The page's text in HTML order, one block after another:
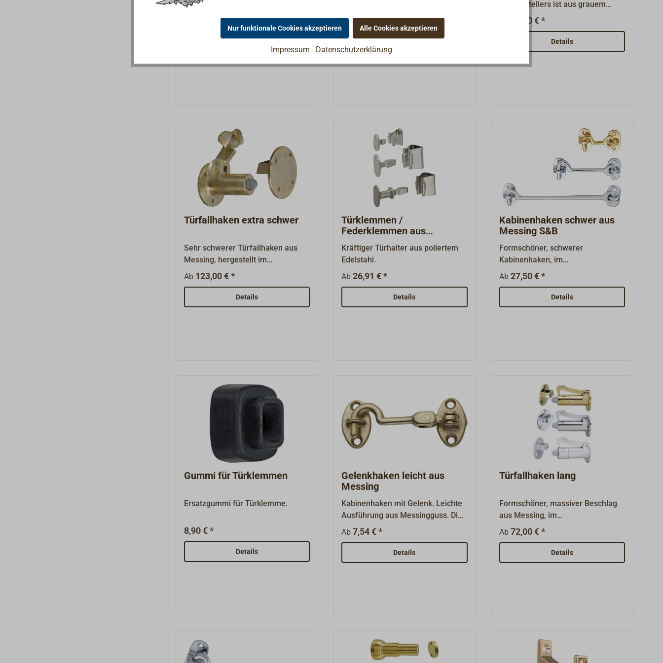
Kabinenhaken aus Messing im
Sandgussverfahren hergestellt. Die
Türhaken sind lieferbar mit
polierter, verchromter oder
mattverchromter Oberfläche.
Lieferung komplett mit
33,90 € *
gerollt oder vernickelt. Die
Türhaken werden komplett mit
quadratischer Gegenplatte
geliefert. Zusätzliche Gegenplatten
sind lieferbar.
Ab7,04 € *
Türfeststellers ist aus grauem
Kunststoff mit verdeckt liegender
und Gegenplatte aus Stahl sind
korrosionsgeschützt.Die Türhalter
sind einfach an der Wand zu
20,90 € *
Details
Türfallhaken extra schwer
Sehr schwerer Türfallhaken aus
Messing, hergestellt im
Sandgussverfahren, Oberfläche
gerollt.Mit 90 mm Abstand (A), mit
grauem Gummipuffer.Lieferung
komplett mit Gegenplatte.
Ab 123,00 € *
Details
Türklemmen /
Federklemmen aus
Edelstahl
Kräftiger Türhalter aus poliertem
Edelstahl.
Ab26,91 € *
Details
Kabinenhaken schwer aus
Messing S&B
Formschöner, schwerer
Kabinenhaken, im
Sandgussverfahren aus Messing
hergestellt.Der Türhaken ist
lieferbar mit polierter, verchromter
oder mattverchromter Oberfläche.
Ab 27,50 € *
Details
Gummi für Türklemmen
Ersatzgummi für Türklemme.
8,90 € *
Details
Gelenkhaken leicht aus
Messing
Kabinenhaken mit Gelenk. Leichte
Ausführung aus Messingguss. Die
Türhaken werden komplett mit
Gegenplatte geliefert.
Ab7,54 € *
Details
Türfallhaken lang
Formschöner, massiver Beschlag
aus Messing, im
Sandgussverfahren
hergestellt.Oberflächen Messing
poliert, verchromt oder
mattchrom.Ersatzgummis sind
Ab 72,00 € *
Details
Nur funktionale Cookies akzeptieren Alle Cookies akzeptieren
Impressum Datenschutzerklärung